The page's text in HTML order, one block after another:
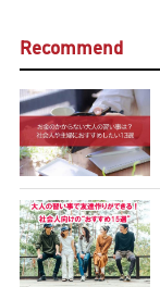
Recommend